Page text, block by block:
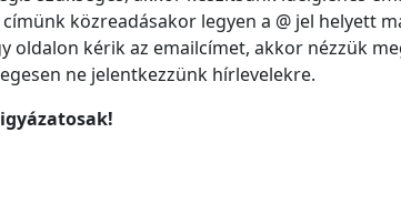
címünk közreadásakor legyen a @ jel helyett
oldalon kérik az emailcímet, akkor nézzük
ne jelentkezzünk hírlevelekre.
window
new window